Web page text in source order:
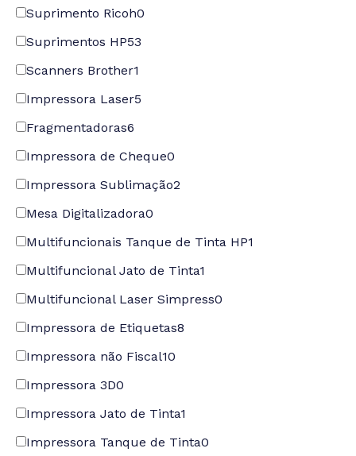
Suprimento Ricoh0
Suprimentos HP53
Scanners Brother1
Impressora Laser5
Fragmentadoras6
Impressora de Cheque0
Impressora Sublimação2
Mesa Digitalizadora0
Multifuncionais Tanque de Tinta HP1
Multifuncional Jato de Tinta1
Multifuncional Laser Simpress0
Impressora de Etiquetas8
Impressora não Fiscal10
Impressora 3D0
Impressora Jato de Tinta1
Impressora Tanque de Tinta0